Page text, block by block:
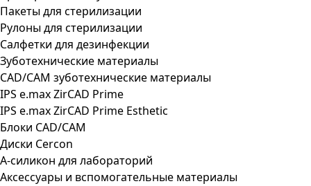
Пакеты для стерилизации
Рулоны для стерилизации
Салфетки для дезинфекции
Зуботехнические материалы
CAD/CAM зуботехнические материалы
IPS e.max ZirCAD Prime
IPS e.max ZirCAD Prime Esthetic
Блоки CAD/CAM
Диски Cercon
А-силикон для лабораторий
Аксессуары и вспомогательные материалы